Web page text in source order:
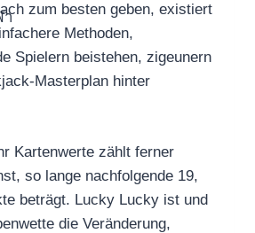
า
า
zum besten geben, existiert
Methoden,
Spielern beistehen, zigeunern
Masterplan hinter
Kartenwerte zählt ferner
so lange nachfolgende 19,
beträgt. Lucky Lucky ist und
die Veränderung,